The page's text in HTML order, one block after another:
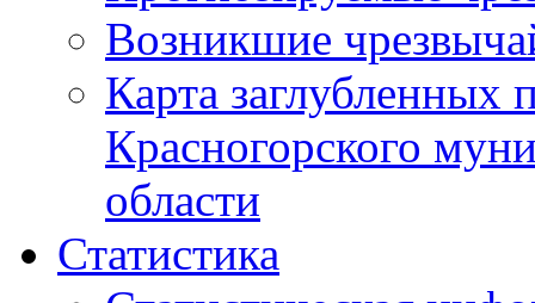
Возникшие
Карта
Красногорского
области
Статистика